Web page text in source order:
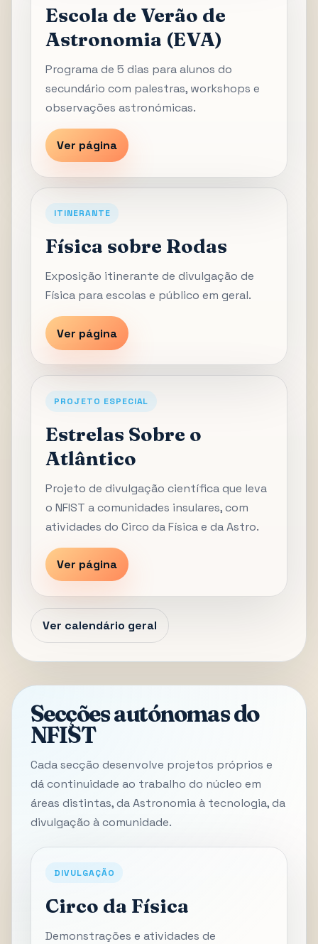
Escola de Verão de
Astronomia (EVA)
Programa de 5 dias para alunos do
secundário com palestras, workshops e
observações astronómicas.
Ver página
ITINERANTE
Física sobre Rodas
Exposição itinerante de divulgação de
Física para escolas e público em geral.
Ver página
PROJETO ESPECIAL
Estrelas Sobre o
Atlântico
Projeto de divulgação científica que leva
o NFIST a comunidades insulares, com
atividades do Circo da Física e da Astro.
Ver página
Ver calendário geral
Secções autónomas do
NFIST
Cada secção desenvolve projetos próprios e
dá continuidade ao trabalho do núcleo em
áreas distintas, da Astronomia à tecnologia, da
divulgação à comunidade.
DIVULGAÇÃO
Circo da Física
Demonstrações e atividades de